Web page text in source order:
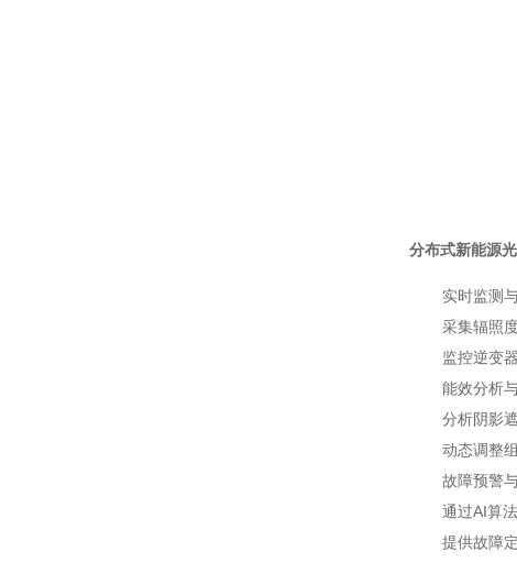
分布式新能源
实时监测
采集辐照
监控逆变
能效分析
分析阴影
动态调整
故障预警
通过AI算
提供故障